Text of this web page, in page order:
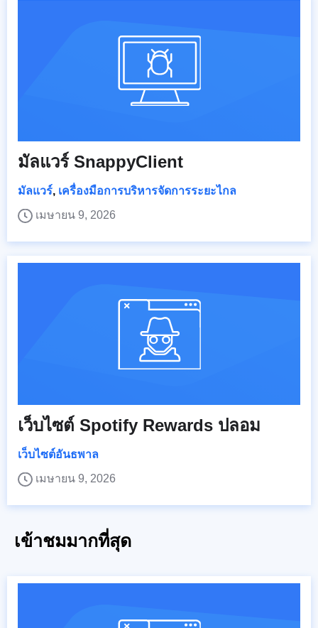
มัลแวร์ SnappyClient
มัลแวร์, เครื่องมือการบริหารจัดการระยะไกล
เมษายน 9, 2026
เว็บไซต์ Spotify Rewards ปลอม
เว็บไซต์อันธพาล
เมษายน 9, 2026
เข้าชมมากที่สุด